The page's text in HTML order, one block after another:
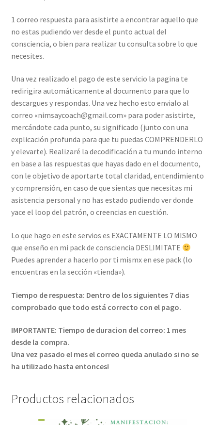
1 correo respuesta para asistirte a encontrar aquello que
no estas pudiendo ver desde el punto actual del
consciencia, o bien para realizar tu consulta sobre lo que
necesites.
Una vez realizado el pago de este servicio la pagina te
redirigira automáticamente al documento para que lo
descargues y respondas. Una vez hecho esto envialo al
correo «nimsaycoach@gmail.com» para poder asistirte,
mercándote cada punto, su significado (junto con una
explicación profunda para que tu puedas COMPRENDERLO
y elevarte). Realizaré la decodificación a tu mundo interno
en base a las respuestas que hayas dado en el documento,
con le objetivo de aportarte total claridad, entendimiento
y comprensión, en caso de que sientas que necesitas mi
asistencia personal y no has estado pudiendo ver donde
yace el loop del patrón, o creencias en cuestión.
Lo que hago en este servios es EXACTAMENTE LO MISMO
que enseño en mi pack de consciencia DESLIMITATE
Puedes aprender a hacerlo por ti mismx en ese pack (lo
encuentras en la sección «tienda»).
Tiempo de respuesta: Dentro de los siguientes 7 dias
comprobado que todo está correcto con el pago.
IMPORTANTE: Tiempo de duracion del correo: 1 mes
desde la compra.
Una vez pasado el mes el correo queda anulado si no se
ha utilizado hasta entonces!
Productos relacionados